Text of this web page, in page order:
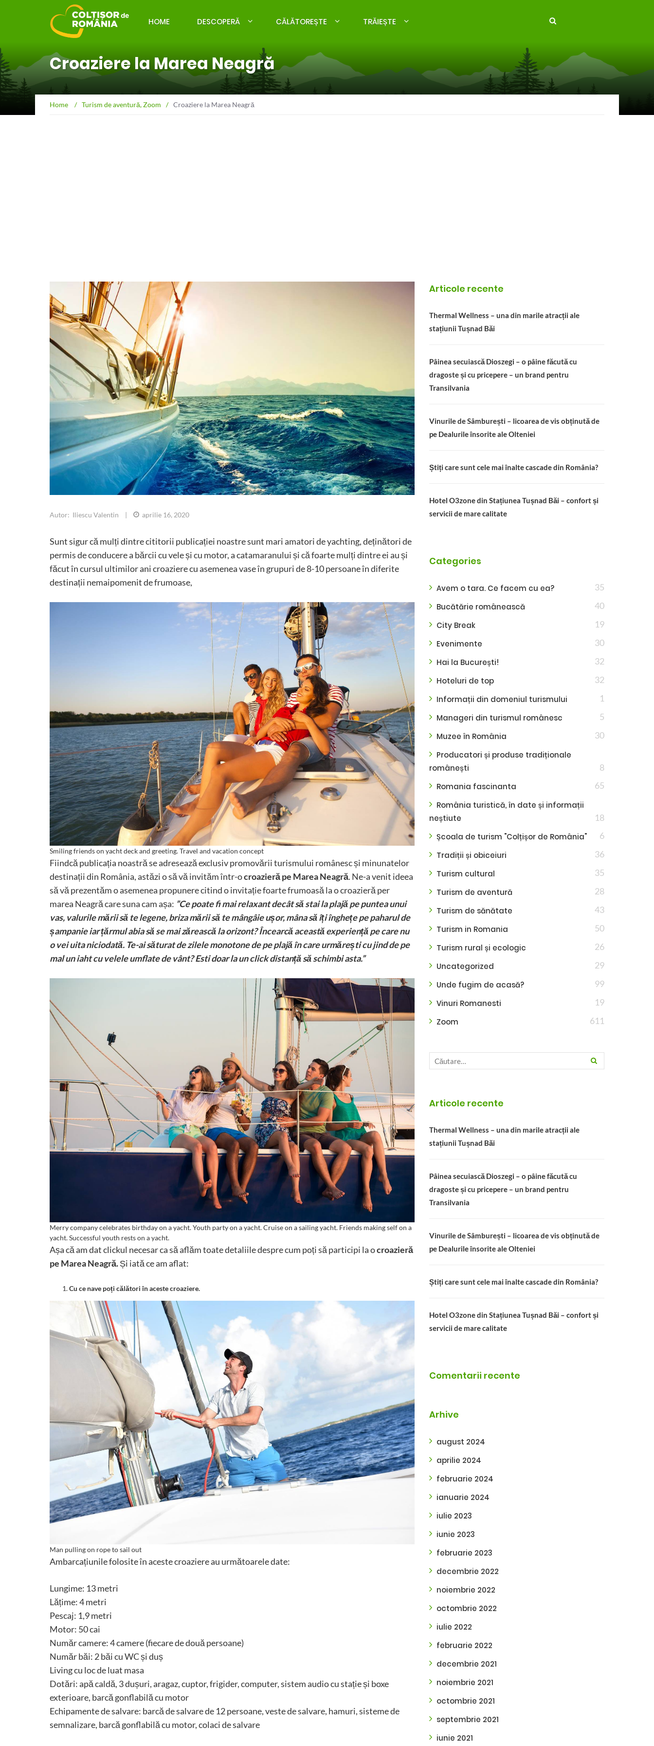
HOME DESCOPERĂ CĂLĂTOREȘTE TRĂIEȘTE
Croaziere la Marea Neagră
Home / Turism de aventură,Zoom / Croaziere la Marea Neagră
Autor: Iliescu Valentin | aprilie 16, 2020
Sunt sigur că mulți dintre cititorii publicației noastre sunt mari amatori de yachting, deținători de
permis de conducere a bărcii cu vele și cu motor, a catamaranului și că foarte mulți dintre ei au și
făcut în cursul ultimilor ani croaziere cu asemenea vase în grupuri de 8-10 persoane în diferite
destinații nemaipomenit de frumoase,
Smiling friends on yacht deck and greeting. Travel and vacation concept
Fiindcă publicația noastră se adresează exclusiv promovării turismului românesc și minunatelor
destinații din România, astăzi o să vă invităm într-ocroazieră pe Marea Neagră. Ne-a venit ideea
să vă prezentăm o asemenea propunere citind o invitație foarte frumoasă la o croazieră per
marea Neagră care suna cam așa: ”Ce poate fi mai relaxant decât să stai la plajă pe puntea unui
vas, valurile mării să te legene, briza mării să te mângâie ușor, mâna să îți înghețe pe paharul de
șampanie iar țărmul abia să se mai zărească la orizont? Încearcă această experiență pe care nu
o vei uita niciodată. Te-ai săturat de zilele monotone de pe plajă în care urmărești cu jind de pe
mal un iaht cu velele umflate de vânt? Esti doar la un click distanță să schimbi asta.”
Merry company celebrates birthday on a yacht. Youth party on a yacht. Cruise on a sailing yacht. Friends making self on a
yacht. Successful youth rests on a yacht.
Așa că am dat clickul necesar ca să aflăm toate detaliile despre cum poți să participi la ocroazieră
pe Marea Neagră.Și iată ce am aflat:
Cu ce nave poți călători în aceste croaziere.
Man pulling on rope to sail out
Ambarcațiunile folosite în aceste croaziere au următoarele date:
Lungime: 13 metri
Lățime: 4 metri
Pescaj: 1,9 metri
Motor: 50 cai
Număr camere: 4 camere (fiecare de două persoane)
Număr băi: 2 băi cu WC și duș
Living cu loc de luat masa
Dotări: apă caldă, 3 dușuri, aragaz, cuptor, frigider, computer, sistem audio cu stație și boxe
exterioare, barcă gonflabilă cu motor
Echipamente de salvare: barcă de salvare de 12 persoane, veste de salvare, hamuri, sisteme de
semnalizare, barcă gonflabilă cu motor, colaci de salvare
Articole recente
Thermal Wellness – una din marile atracții ale
stațiunii Tușnad Băi
Pâinea secuiască Dioszegi – o pâine făcută cu
dragoste și cu pricepere – un brand pentru
Transilvania
Vinurile de Sâmburești – licoarea de vis obținută de
pe Dealurile însorite ale Olteniei
Știți care sunt cele mai înalte cascade din România?
Hotel O3zone din Stațiunea Tușnad Băi – confort și
servicii de mare calitate
Categories
Avem o tara. Ce facem cu ea? 35
Bucătărie românească 40
City Break 19
Evenimente 30
Hai la București! 32
Hoteluri de top 32
Informații din domeniul turismului 1
Manageri din turismul românesc 5
Muzee în România 30
Producatori și produse tradiționale
românești
8
Romania fascinanta 65
România turistică, în date și informații
neștiute
18
Școala de turism "Colțișor de România" 6
Tradiții și obiceiuri 36
Turism cultural 35
Turism de aventură 28
Turism de sănătate 43
Turism in Romania 50
Turism rural și ecologic 26
Uncategorized 29
Unde fugim de acasă? 99
Vinuri Romanesti 19
Zoom 611
Articole recente
Thermal Wellness – una din marile atracții ale
stațiunii Tușnad Băi
Pâinea secuiască Dioszegi – o pâine făcută cu
dragoste și cu pricepere – un brand pentru
Transilvania
Vinurile de Sâmburești – licoarea de vis obținută de
pe Dealurile însorite ale Olteniei
Știți care sunt cele mai înalte cascade din România?
Hotel O3zone din Stațiunea Tușnad Băi – confort și
servicii de mare calitate
Comentarii recente
Arhive
august 2024
aprilie 2024
februarie 2024
ianuarie 2024
iulie 2023
iunie 2023
februarie 2023
decembrie 2022
noiembrie 2022
octombrie 2022
iulie 2022
februarie 2022
decembrie 2021
noiembrie 2021
octombrie 2021
septembrie 2021
iunie 2021